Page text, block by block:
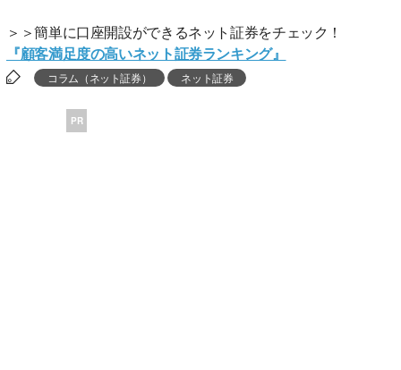
＞＞簡単に口座開設ができるネット証券をチェック！
『顧客満足度の高いネット証券ランキング』
コラム（ネット証券） ネット証券
PR